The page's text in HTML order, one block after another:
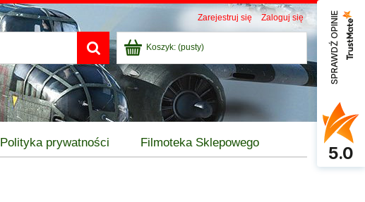
Zarejestruj się Zaloguj się
Koszyk: (pusty)
Polityka prywatności Filmoteka Sklepowego
SPRAWDŹ OPINIE
5.0